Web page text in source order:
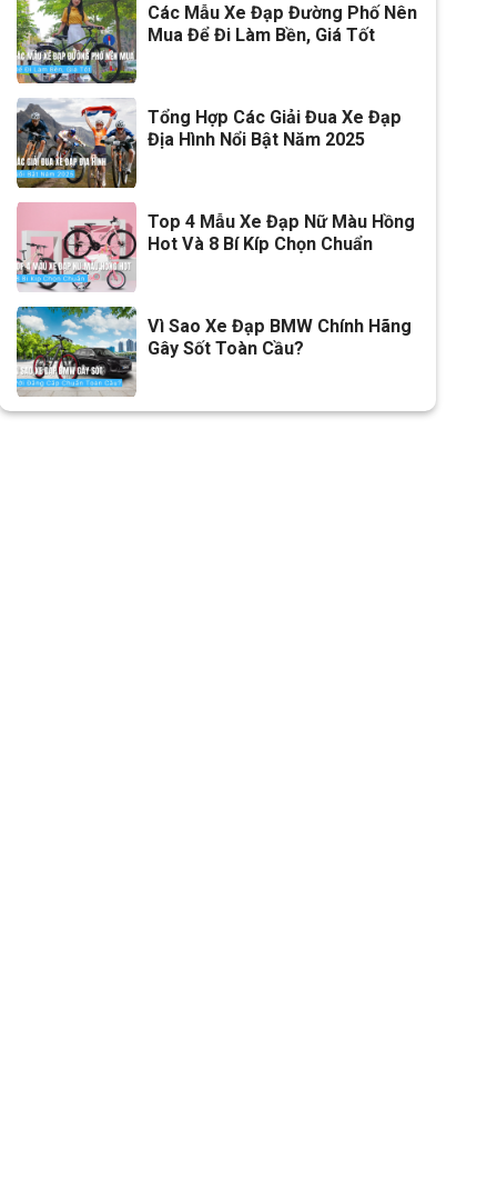
Các Mẫu Xe Đạp Đường Phố Nên
Mua Để Đi Làm Bền, Giá Tốt
Tổng Hợp Các Giải Đua Xe Đạp
Địa Hình Nổi Bật Năm 2025
Top 4 Mẫu Xe Đạp Nữ Màu Hồng
Hot Và 8 Bí Kíp Chọn Chuẩn
Vì Sao Xe Đạp BMW Chính Hãng
Gây Sốt Toàn Cầu?